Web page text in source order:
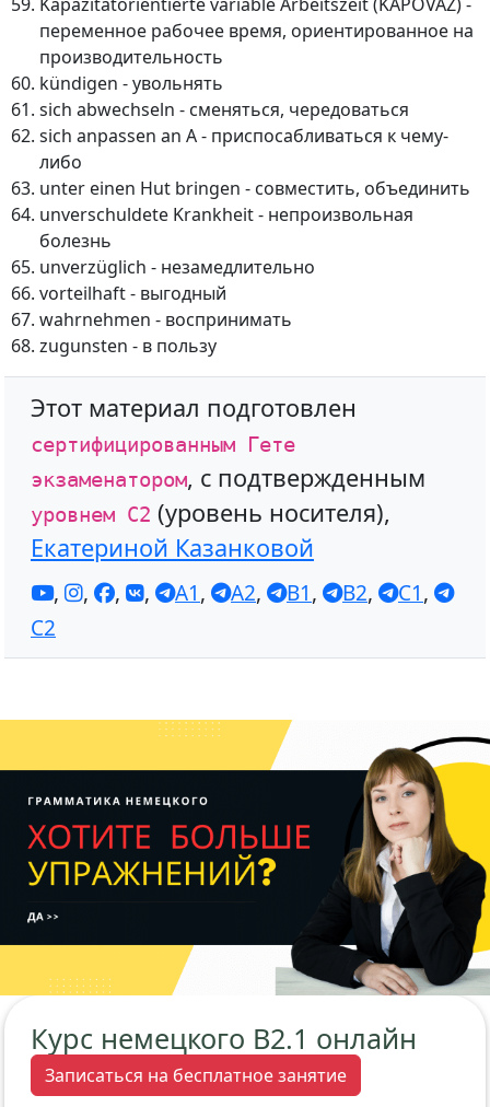
переменное рабочее время, ориентированное на
производительность
kündigen - увольнять
sich abwechseln - сменяться, чередоваться
sich anpassen an A - приспосабливаться к чему-
либо
unter einen Hut bringen - совместить, объединить
unverschuldete Krankheit - непроизвольная
болезнь
unverzüglich - незамедлительно
vorteilhaft - выгодный
wahrnehmen - воспринимать
zugunsten - в пользу
Этот материал подготовлен
сертифицированным Гете
экзаменатором, с подтвержденным
уровнем С2 (уровень носителя),
Екатериной Казанковой
, , , , A1, A2, B1, B2, C1,
C2
Курс немецкого В2.1 онлайн
Записаться на бесплатное занятие